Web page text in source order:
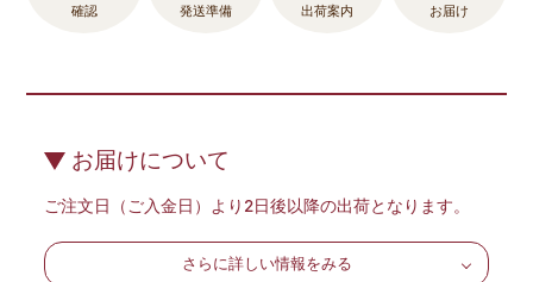
確認
発送準備
出荷案内
お届け
お届けについて
ご注文日（ご入金日）より2日後以降の出荷となります。
さらに詳しい情報をみる